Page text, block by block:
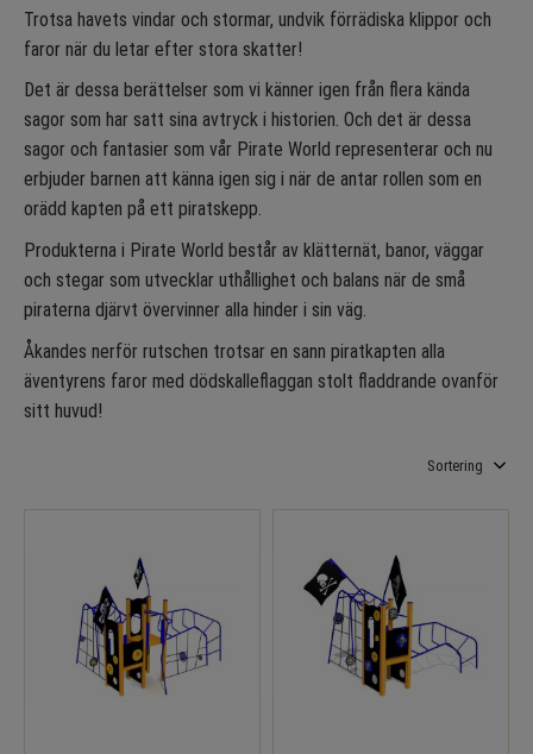
Trotsa havets vindar och stormar, undvik förrädiska klippor och
faror när du letar efter stora skatter!
Det är dessa berättelser som vi känner igen från flera kända
sagor som har satt sina avtryck i historien. Och det är dessa
sagor och fantasier som vår Pirate World representerar och nu
erbjuder barnen att känna igen sig i när de antar rollen som en
orädd kapten på ett piratskepp.
Produkterna i Pirate World består av klätternät, banor, väggar
och stegar som utvecklar uthållighet och balans när de små
piraterna djärvt övervinner alla hinder i sin väg.
Åkandes nerför rutschen trotsar en sann piratkapten alla
äventyrens faror med dödskalleflaggan stolt fladdrande ovanför
sitt huvud!